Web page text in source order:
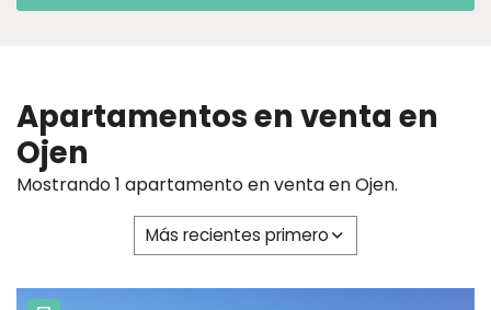
Apartamentos en venta en
Ojen
Mostrando 1 apartamento en venta en Ojen.
Más recientes primero